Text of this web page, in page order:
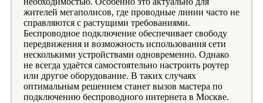
жителей мегаполисов, где проводные линии часто не
справляются с растущими требованиями.
Беспроводное подключение обеспечивает свободу
передвижения и возможность использования сети
несколькими устройствами одновременно. Однако
не всегда удаётся самостоятельно настроить роутер
или другое оборудование. В таких случаях
оптимальным решением станет вызов мастера по
подключению беспроводного интернета в Москве.